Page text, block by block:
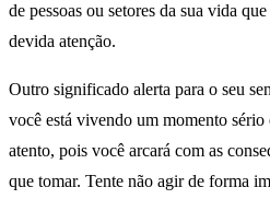
de pessoas ou setores da sua vida
devida atenção.
Outro significado alerta para o seu
você está vivendo um momento
atento, pois você arcará com as
que tomar. Tente não agir de forma